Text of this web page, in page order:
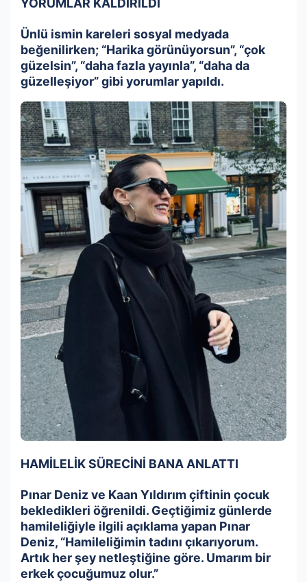
YORUMLAR KALDIRILDI
Ünlü ismin kareleri sosyal medyada
beğenilirken; “Harika görünüyorsun”, “çok
güzelsin”, “daha fazla yayınla”, “daha da
güzelleşiyor” gibi yorumlar yapıldı.
HAMİLELİK SÜRECİNİ BANA ANLATTI
Pınar Deniz ve Kaan Yıldırım çiftinin çocuk
bekledikleri öğrenildi. Geçtiğimiz günlerde
hamileliğiyle ilgili açıklama yapan Pınar
Deniz, “Hamileliğimin tadını çıkarıyorum.
Artık her şey netleştiğine göre. Umarım bir
erkek çocuğumuz olur.”